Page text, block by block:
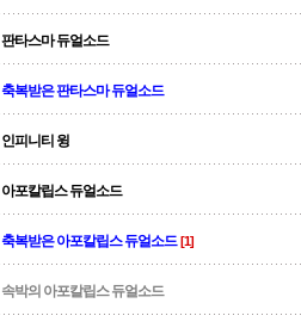
판타스마 듀얼소드
축복받은 판타스마 듀얼소드
인피니티 윙
아포칼립스 듀얼소드
축복받은 아포칼립스 듀얼소드 [1]
속박의 아포칼립스 듀얼소드